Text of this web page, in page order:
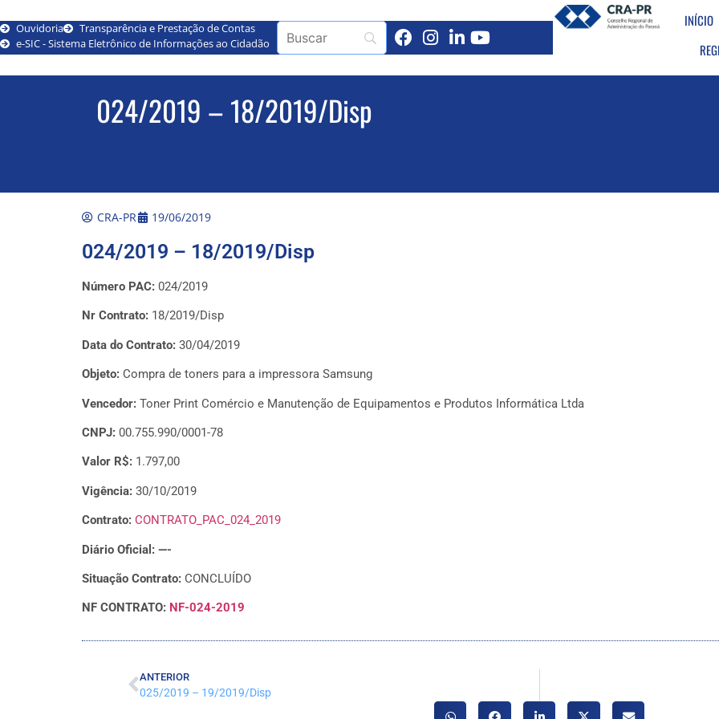
Ouvidoria
Transparência e Prestação de Contas
e-SIC - Sistema Eletrônico de Informações ao Cidadão
INÍCIO
024/2019 – 18/2019/Disp
CRA-PR 19/06/2019
024/2019 – 18/2019/Disp
Número PAC: 024/2019
Nr Contrato: 18/2019/Disp
Data do Contrato: 30/04/2019
Objeto: Compra de toners para a impressora Samsung
Vencedor: Toner Print Comércio e Manutenção de Equipamentos e Produtos Informática Ltda
CNPJ: 00.755.990/0001-78
Valor R$: 1.797,00
Vigência: 30/10/2019
Contrato: CONTRATO_PAC_024_2019
Diário Oficial: —-
Situação Contrato: CONCLUÍDO
NF CONTRATO: NF-024-2019
ANTERIOR
025/2019 – 19/2019/Disp